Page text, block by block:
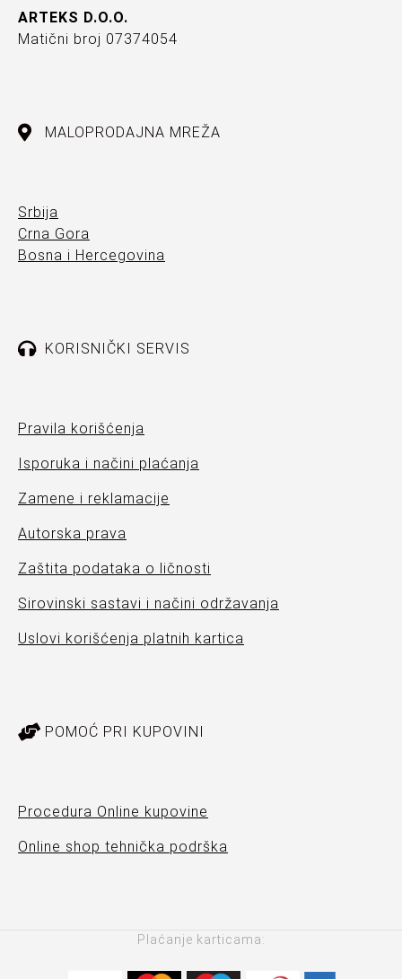
ARTEKS D.O.O.
Matični broj 07374054
MALOPRODAJNA MREŽA
Srbija
Crna Gora
Bosna i Hercegovina
KORISNIČKI SERVIS
Pravila korišćenja
Isporuka i načini plaćanja
Zamene i reklamacije
Autorska prava
Zaštita podataka o ličnosti
Sirovinski sastavi i načini održavanja
Uslovi korišćenja platnih kartica
POMOĆ PRI KUPOVINI
Procedura Online kupovine
Online shop tehnička podrška
Plaćanje karticama: